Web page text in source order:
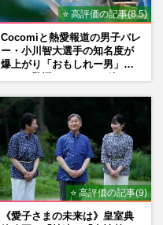
⭐ 高評価の記事(8.5)
Cocomiと熱愛報道の男子バレ
ー・小川智大選手の知名度が
爆上がり「おもしれー男」フ
⭐ 高評価の記事(9)
《愛子さまの未来は》皇室典